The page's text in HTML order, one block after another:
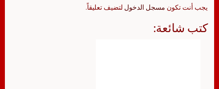
يجب أنت تكون مسجل الدخول لتضيف تعليقاً.
كتب شائعة: